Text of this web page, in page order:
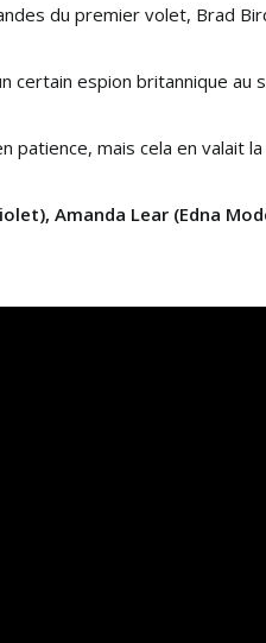
du premier volet, Brad
certain espion britannique au
patience, mais cela en valait
Amanda Lear (Edna